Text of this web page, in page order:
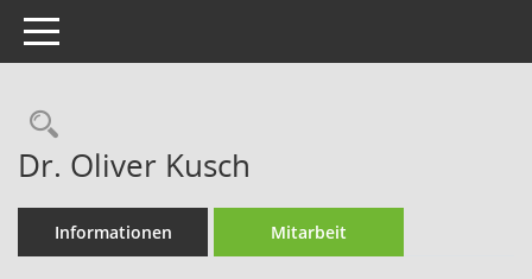
Toggle navigation
Rechercheauswahl
Dr. Oliver Kusch
Informationen Mitarbeit